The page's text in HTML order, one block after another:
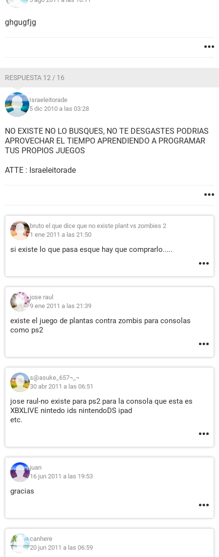
ghgugfjg
RESPUESTA 12 / 16
Israeleitorade
5 dic 2010 a las 03:28
NO EXISTE NO LO BUSQUES, NO TE DESGASTES PODRIAS
APROVECHAR EL TIEMPO APRENDIENDO A PROGRAMAR
TUS PROPIOS JUEGOS
ATTE : Israeleitorade
bruto el que dice que no existe plant vs zombies 2
1 ene 2011 a las 21:50
si existe lo que pasa esque hay que comprarlo.....
jose raul
9 ene 2011 a las 21:39
existe el juego de plantas contra zombis para consolas
como ps2
s@asuke_657¬_¬
30 abr 2011 a las 06:51
jose raul-no existe para ps2 para la consola que esta es
XBXLIVE nintedo ids nintendoDS ipad
etc.
juan
16 jun 2011 a las 19:53
gracias
canhere
20 jun 2011 a las 06:59